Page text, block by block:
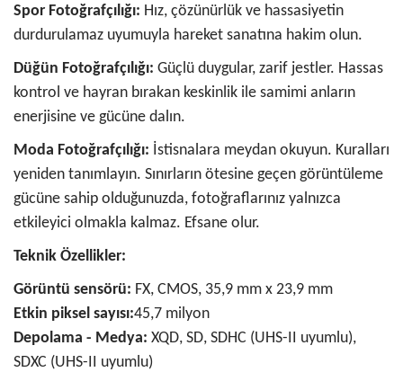
Spor Fotoğrafçılığı: Hız, çözünürlük ve hassasiyetin
durdurulamaz uyumuyla hareket sanatına hakim olun.
Düğün Fotoğrafçılığı: Güçlü duygular, zarif jestler. Hassas
kontrol ve hayran bırakan keskinlik ile samimi anların
enerjisine ve gücüne dalın.
Moda Fotoğrafçılığı: İstisnalara meydan okuyun. Kuralları
yeniden tanımlayın. Sınırların ötesine geçen görüntüleme
gücüne sahip olduğunuzda, fotoğraflarınız yalnızca
etkileyici olmakla kalmaz. Efsane olur.
Teknik Özellikler:
Görüntü sensörü: FX, CMOS, 35,9 mm x 23,9 mm
Etkin piksel sayısı:45,7 milyon
Depolama - Medya: XQD, SD, SDHC (UHS-II uyumlu),
SDXC (UHS-II uyumlu)